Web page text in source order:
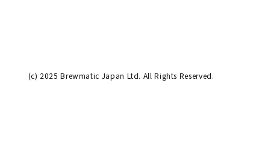
(c) 2025 Brewmatic Japan Ltd. All Rights Reserved.